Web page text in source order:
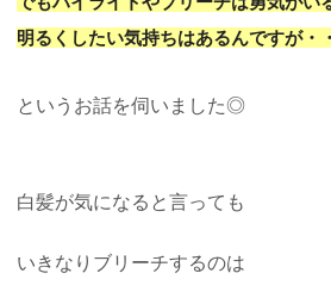
明るくしたい気持ちはあるんですが・
というお話を伺いました◎
白髪が気になると言っても
いきなりブリーチするのは